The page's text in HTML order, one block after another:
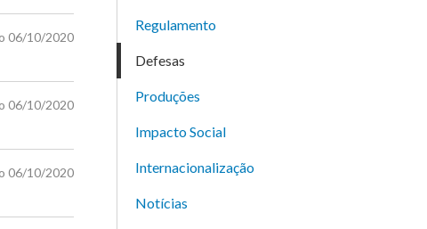
06/10/2020
06/10/2020
06/10/2020
Regulamento
Defesas
Produções
Impacto Social
Internacionalização
Notícias